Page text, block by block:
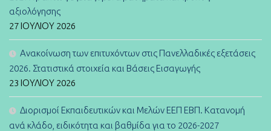
αξιολόγησης
27 ΙΟΥΛΊΟΥ 2026
Ανακοίνωση των επιτυχόντων στις Πανελλαδικές εξετάσεις
2026. Στατιστικά στοιχεία και Βάσεις Εισαγωγής
23 ΙΟΥΛΊΟΥ 2026
Διορισμοί Εκπαιδευτικών και Μελών ΕΕΠ ΕΒΠ. Κατανομή
ανά κλάδο, ειδικότητα και βαθμίδα για το 2026-2027